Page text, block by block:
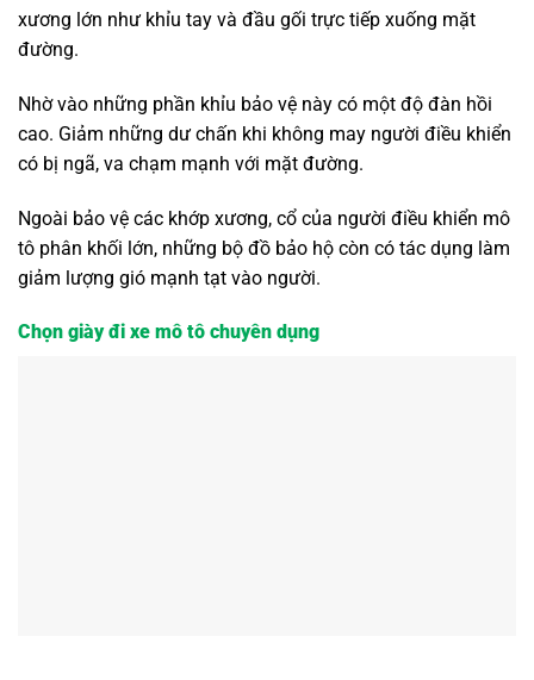
xương lớn như khỉu tay và đầu gối trực tiếp xuống mặt
đường.
Nhờ vào những phần khỉu bảo vệ này có một độ đàn hồi
cao. Giảm những dư chấn khi không may người điều khiển
có bị ngã, va chạm mạnh với mặt đường.
Ngoài bảo vệ các khớp xương, cổ của người điều khiển mô
tô phân khối lớn, những bộ đồ bảo hộ còn có tác dụng làm
giảm lượng gió mạnh tạt vào người.
Chọn giày đi xe mô tô chuyên dụng